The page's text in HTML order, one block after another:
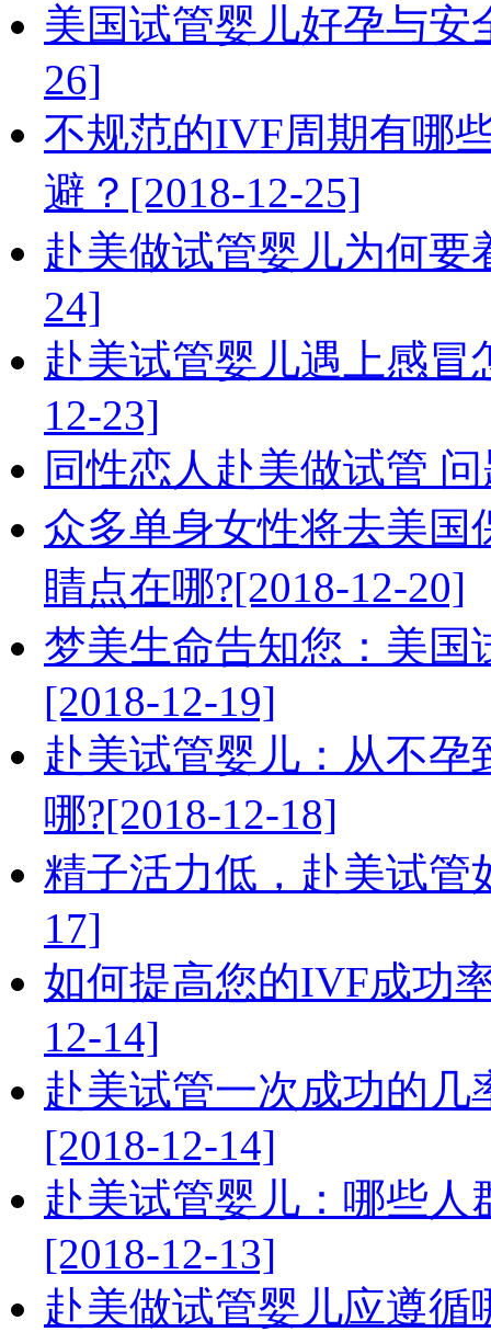
美国试管婴儿好孕与安
26]
不规范的IVF周期有哪
避？[2018-12-25]
赴美做试管婴儿为何要
24]
赴美试管婴儿遇上感冒
12-23]
同性恋人赴美做试管
众多单身女性将去美国
睛点在哪?[2018-12-20]
梦美生命告知您：美国
[2018-12-19]
赴美试管婴儿：从不孕
哪?[2018-12-18]
精子活力低，赴美试管
17]
如何提高您的IVF成功
12-14]
赴美试管一次成功的几
[2018-12-14]
赴美试管婴儿：哪些人
[2018-12-13]
赴美做试管婴儿应遵循